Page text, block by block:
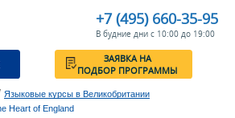
+7 (495) 660-35-95
В будние дни с 10:00 до 19:00
ЗАЯВКА НА
ПОДБОР ПРОГРАММЫ
Языковые курсы в Великобритании
Heart of England